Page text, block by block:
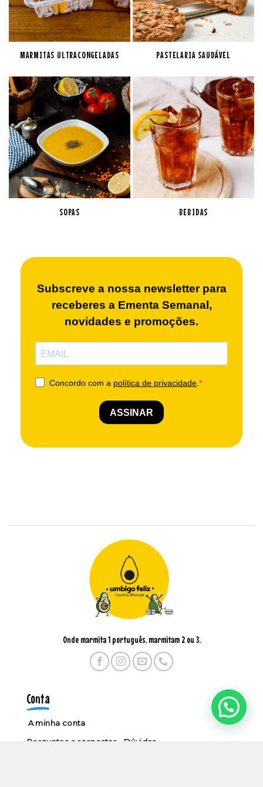
MARMITAS ULTRACONGELADAS PASTELARIA SAUDÁVEL
SOPAS BEBIDAS
Onde marmita 1 português, marmitam 2 ou 3.
Conta
A minha conta
Perguntas e respostas - Dúvidas